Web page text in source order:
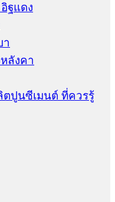
ฐแดง
า
ลังคา
ตปูนซีเมนต์ ที่ควรรู้